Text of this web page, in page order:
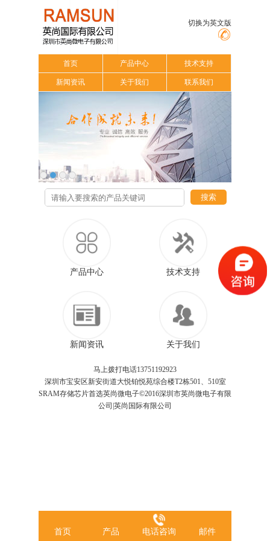
切换为英文版
首页 产品中心 技术支持
新闻资讯 关于我们 联系我们
搜索
产品中心 技术支持
新闻资讯 关于我们
马上拨打电话13751192923
深圳市宝安区新安街道大悦铂悦苑综合楼T2栋501、510室
SRAM存储芯片首选英尚微电子©2016深圳市英尚微电子有限
公司|英尚国际有限公司
首页 产品 电话咨询 邮件